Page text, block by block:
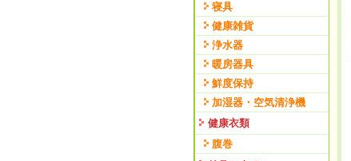
寝具
健康雑貨
浄水器
暖房器具
鮮度保持
加湿器・空気清浄機
健康衣類
腹巻